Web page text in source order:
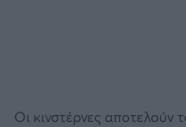
Οι κινστέρνες αποτελούν